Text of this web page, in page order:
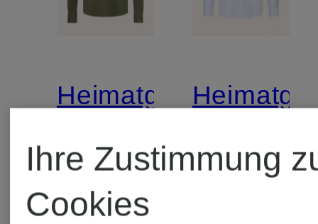
Heimatglück
Trachtenhemd
Ihre Zustimmung
Cookies